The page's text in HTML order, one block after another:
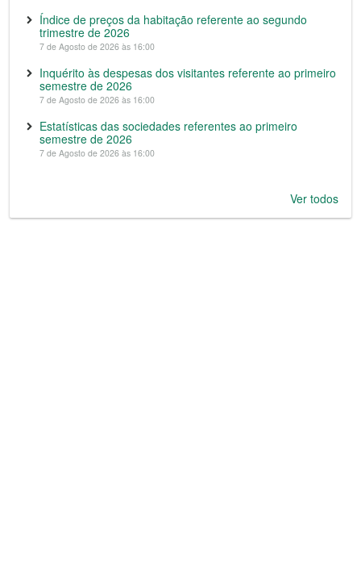
Índice de preços da habitação referente ao segundo
trimestre de 2026
7 de Agosto de 2026 às 16:00
Inquérito às despesas dos visitantes referente ao primeiro
semestre de 2026
7 de Agosto de 2026 às 16:00
Estatísticas das sociedades referentes ao primeiro
semestre de 2026
7 de Agosto de 2026 às 16:00
Ver todos